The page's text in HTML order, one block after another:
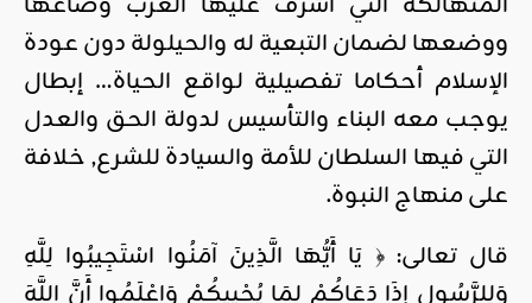
ووضعها لضمان التبعية له والحيلولة دون عودة
الإسلام أحكاما تفصيلية لواقع الحياة… إبطال
يوجب معه البناء والتأسيس لدولة الحق والعدل
التي فيها السلطان للأمة والسيادة للشرع, خلافة
على منهاج النبوة.
قال تعالى: ﴿ يَا أَيُّهَا الَّذِينَ آمَنُوا اسْتَجِيبُوا لِلَّهِ
وَلِلرَّسُولِ إِذَا دَعَاكُمْ لِمَا يُحْيِيكُمْ وَاعْلَمُوا أَنَّ اللَّهَ